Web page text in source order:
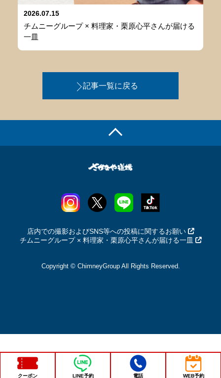
2026.07.15
チムニーグループ × 料理家・栗原心平さんが届ける
一皿
記事一覧に戻る
店内での撮影およびSNS等への投稿に関するお願い
チムニーグループ × 料理家・栗原心平さんが届ける一皿
Copyright © ChimneyGroup All Rights Reserved.
クーポン LINE予約 電話 WEB予約